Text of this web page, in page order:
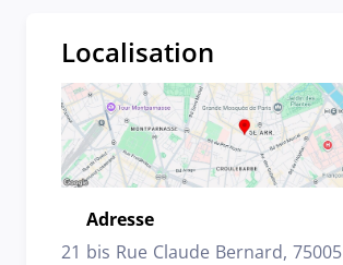
Localisation
Emplacement
Adresse
21 bis Rue Claude Bernard,